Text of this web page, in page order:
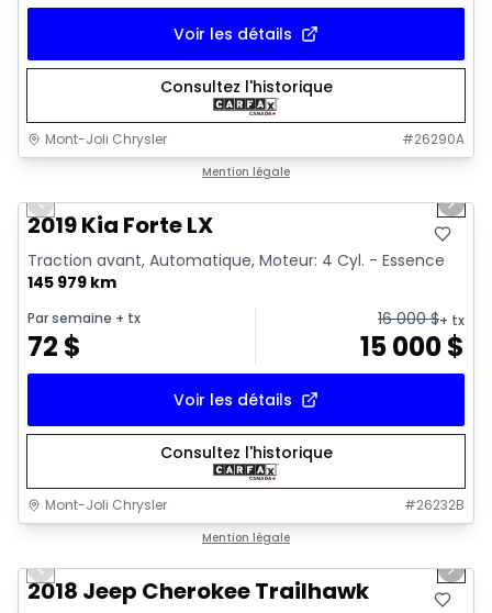
Voir les détails
Consultez l'historique
Mont-Joli Chrysler #26290A
Mention légale
Vidéo disponible
Previous slide Next
2019 Kia Forte LX
Traction avant, Automatique, Moteur: 4 Cyl. - Essence
145 979 km
Par semaine + tx
72 $
16 000$+ tx
15 000$
Voir les détails
Consultez l'historique
Mont-Joli Chrysler #26232B
Mention légale
Previous slide Next
2018 Jeep Cherokee Trailhawk